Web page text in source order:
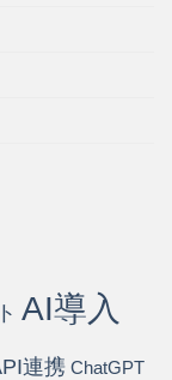
AI導入
連携 ChatGPT